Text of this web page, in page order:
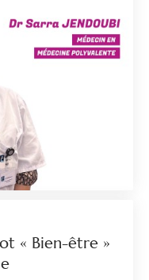
« Bien-être »